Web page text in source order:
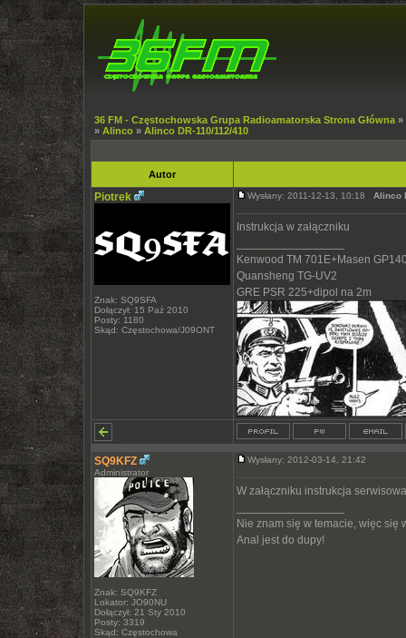
36 FM - Częstochowska Grupa Radioamatorska Strona Główna »
» Alinco » Alinco DR-110/112/410
Autor
Piotrek
Znak: SQ9SFA
Dołączył: 15 Paź 2010
Posty: 1180
Skąd: Częstochowa/J09ONT
Wysłany: 2011-12-13, 10:18 Alinco
Instrukcja w załączniku
Kenwood TM 701E+Masen
Quansheng TG-UV2
GRE PSR 225+dipol na 2m
SQ9KFZ
Administrator
Znak: SQ9KFZ
Lokator: JO90NU
Dołączył: 21 Sty 2010
Posty: 3319
Skąd: Częstochowa
Wysłany: 2012-03-14, 21:42
W załączniku instrukcja
Nie znam się w temacie, więc się
Anal jest do dupy!